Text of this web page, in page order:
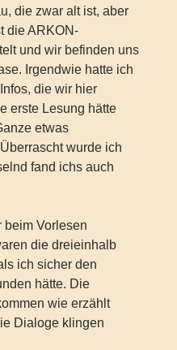
die zwar alt ist, aber
die ARKON-
und wir befinden uns
Irgendwie hatte ich
die wir hier
erste Lesung hätte
etwas
wurde ich
fand ichs auch
beim Vorlesen
die dreieinhalb
ich sicher den
hätte. Die
wie erzählt
Dialoge klingen